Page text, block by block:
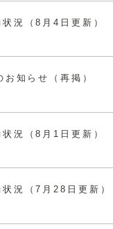
況（8月4日更新）
知らせ（再掲）
況（8月1日更新）
況（7月28日更新）